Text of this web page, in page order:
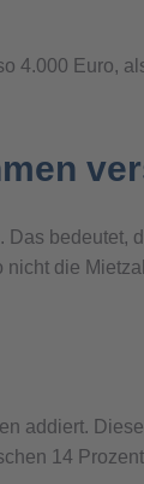
4.000 Euro,
bedeutet,
die
addiert.
14